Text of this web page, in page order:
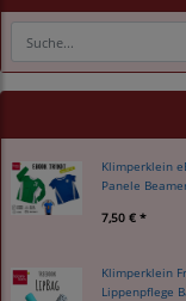
Klimperklein
Panele
7,50 € *
Klimperklein
Lippenpflege